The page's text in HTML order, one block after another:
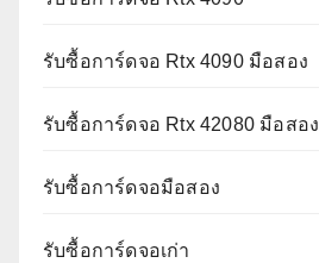
รับซื้อการ์ดจอ Rtx 4090 มือสอง
รับซื้อการ์ดจอ Rtx 42080 มือสอง
รับซื้อการ์ดจอมือสอง
รับซื้อการ์ดจอเก่า